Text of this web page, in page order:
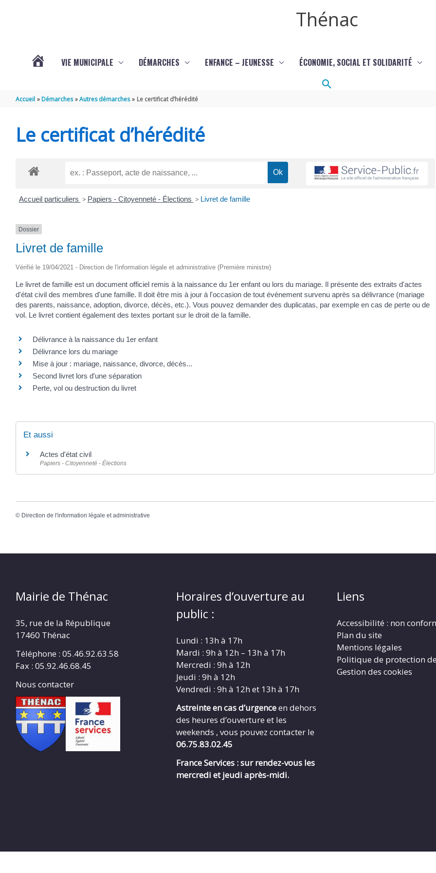
Thénac
THÉNAC
VIE MUNICIPALE DÉMARCHES ENFANCE – JEUNESSE ÉCONOMIE, SOCIAL ET SOLIDARITÉ
Rechercher
Accueil Démarches Autres démarches Le certificat d’hérédité
Le certificat d’hérédité
Accueil particuliers > Papiers - Citoyenneté - Élections > Livret de famille
Dossier
Livret de famille
Vérifié le 19/04/2021 - Direction de l'information légale et administrative (Première ministre)
Le livret de famille est un document officiel remis à la naissance du 1er enfant ou lors du mariage. Il présente des extraits d'actes
d'état civil des membres d'une famille. Il doit être mis à jour à l'occasion de tout événement survenu après sa délivrance (mariage
des parents, naissance, adoption, divorce, décès, etc.). Vous pouvez demander des duplicatas, par exemple en cas de perte ou de
vol. Le livret contient également des textes portant sur le droit de la famille.
Délivrance à la naissance du 1er enfant
Délivrance lors du mariage
Mise à jour : mariage, naissance, divorce, décès...
Second livret lors d'une séparation
Perte, vol ou destruction du livret
Et aussi
Actes d'état civil
Papiers - Citoyenneté - Élections
© Direction de l'information légale et administrative
Mairie de Thénac
35, rue de la République
17460 Thénac
Téléphone : 05.46.92.63.58
Fax : 05.92.46.68.45
Nous contacter
Horaires d’ouverture au
public :
Lundi : 13h à 17h
Mardi : 9h à 12h – 13h à 17h
Mercredi : 9h à 12h
Jeudi : 9h à 12h
Vendredi : 9h à 12h et 13h à 17h
Astreinte en cas d’urgenceen dehors
des heures d’ouverture et les
weekends , vous pouvez contacter le
06.75.83.02.45
France Services : sur rendez-vous les
mercredi et jeudi après-midi.
Liens
Accessibilité : non
Plan du site
Mentions légales
Politique de protection
Gestion des cookies